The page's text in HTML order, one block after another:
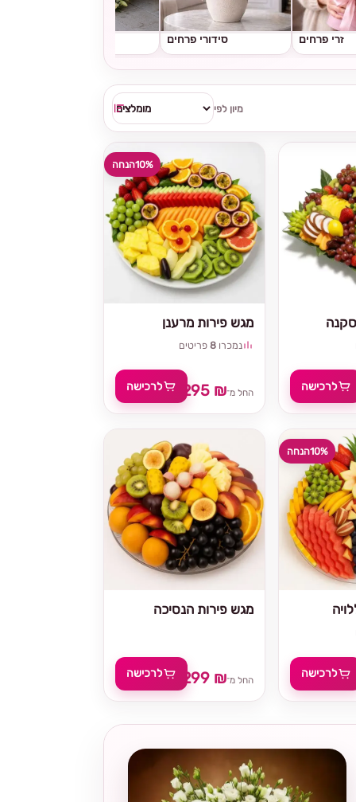
זרי פרחים סידורי פרחים
מיון לפי
10%הנחה
מגש פירות מרענן
נמכרו 8 פריטים
החל מ־295 ₪
329 ₪לרכישה לרכישה
מגש פירות הנסיכה
החל מ־299 ₪ לרכישה
10%הנחה
329 ₪לרכישה